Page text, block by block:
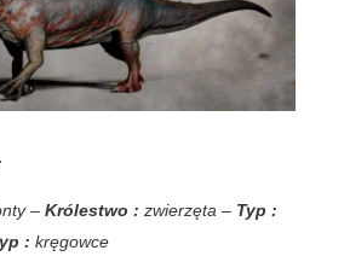
– Królestwo : zwierzęta – Typ :
: kręgowce